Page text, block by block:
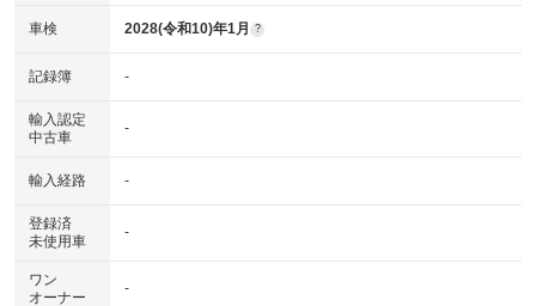
車検 2028(令和10)年1月 ?
記録簿 -
輸入認定
中古車
-
輸入経路 -
登録済
未使用車
-
ワン
オーナー
-